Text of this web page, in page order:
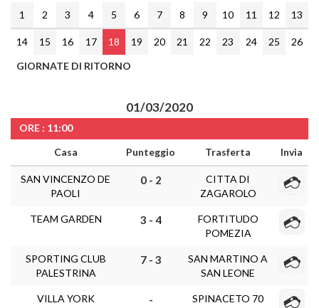
1
2 3 4 5 6 7 8 9 10 11 12 13
14 15 16 17 18 19 20 21 22 23 24 25
26
GIORNATE DI RITORNO
01/03/2020
ORE : 11:00
Casa
Punteggio Trasferta Invia
SAN VINCENZO DE
PAOLI
0 - 2
CITTA DI
ZAGAROLO
TEAM GARDEN 3 - 4
FORTITUDO
POMEZIA
SPORTING CLUB
PALESTRINA
7 - 3
SAN MARTINO A
SAN LEONE
VILLA YORK - SPINACETO 70